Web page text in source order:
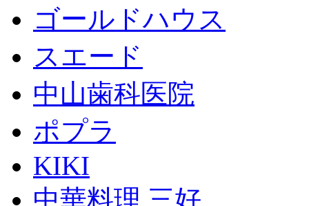
ゴールドハウス
スエード
中山歯科医院
ポプラ
KIKI
中華料理 三好